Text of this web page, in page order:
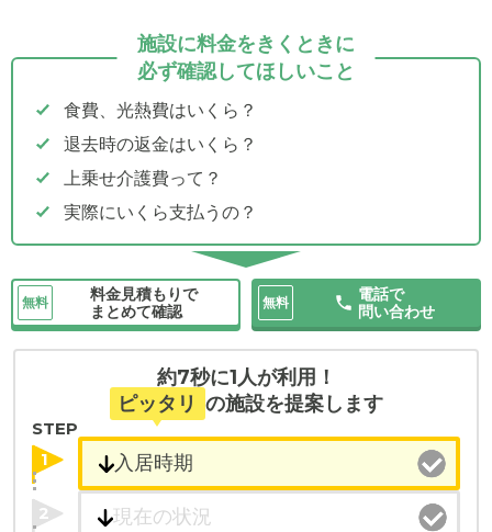
施設に料金をきくときに
必ず確認してほしいこと
食費、光熱費はいくら？
退去時の返金はいくら？
上乗せ介護費って？
実際にいくら支払うの？
無料
料金見積もりで
まとめて確認
無料
電話で
問い合わせ
約7秒に1人が利用！
ピッタリ の施設を提案します
STEP
1
2